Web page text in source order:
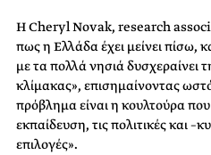
H Cheryl Novak, research
πως η Ελλάδα έχει μείνει
με τα πολλά νησιά δυσχεραίνει
κλίμακας», επισημαίνοντας
πρόβλημα είναι η κουλτούρα
εκπαίδευση, τις πολιτικές και
επιλογές».